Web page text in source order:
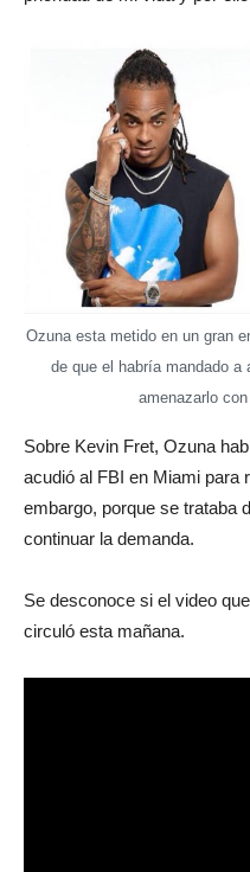
Ozuna esta metido en un gran
de que el habría mandado a
amenazarlo
Sobre Kevin Fret, Ozuna
acudió al FBI en Miami para
embargo, porque se trataba
continuar la demanda.
Se desconoce si el video
circuló esta mañana.